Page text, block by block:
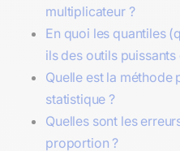
multiplicateur ?
En quoi les quantiles
ils des outils
Quelle est la méthode
statistique ?
Quelles sont les
proportion ?